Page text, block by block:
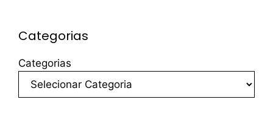
Categorias
Categorias